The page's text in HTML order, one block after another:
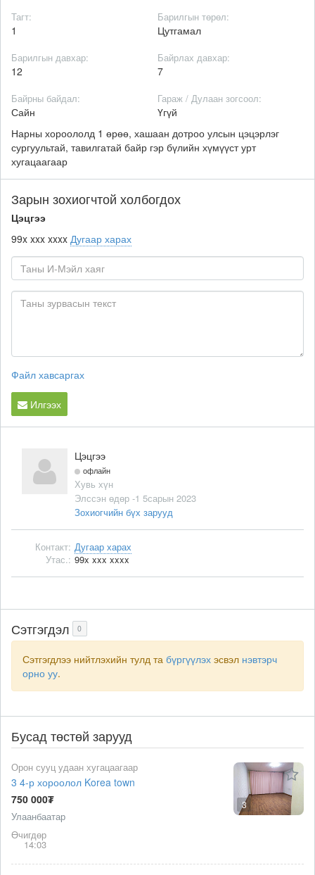
Тагт:
1
Барилгын төрөл:
Цутгамал
Барилгын давхар:
12
Байрлах давхар:
7
Байрны байдал:
Сайн
Гараж / Дулаан зогсоол:
Үгүй
Нарны хороололд 1 өрөө, хашаан дотроо улсын цэцэрлэг
сургуультай, тавилгатай байр гэр бүлийн хүмүүст урт
хугацаагаар
Зарын зохиогчтой холбогдох
Цэцгээ
99x xxx xxxx Дугаар харах
Файл хавсаргах
Илгээх
Цэцгээ
офлайн
Хувь хүн
Элссэн өдөр -1 5сарын 2023
Зохиогчийн бүх зарууд
Контакт: Дугаар харах
Утас.: 99x xxx xxxx
Сэтгэгдэл 0
Сэтгэгдлээ нийтлэхийн тулд та бүргүүлэх эсвэл нэвтэрч
орно уу.
Бусад төстөй зарууд
3
Орон сууц удаан хугацаагаар
3 4-р хороолол Korea town
750 000₮
Улаанбаатар
Өчигдөр
14:03